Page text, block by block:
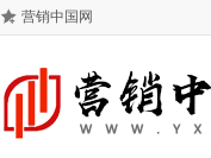
营销中国网